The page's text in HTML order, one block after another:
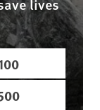
lives